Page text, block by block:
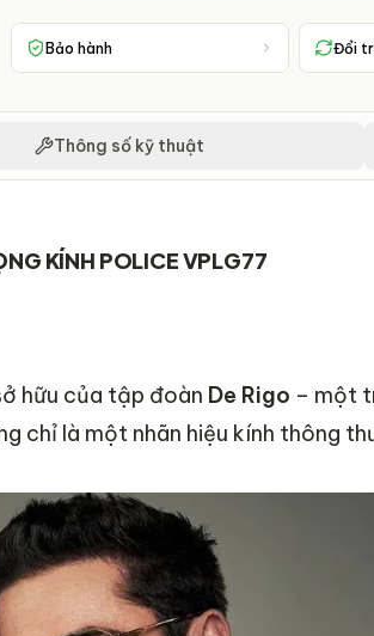
Bảo hành Đổi
Thông số kỹ thuật
KÍNH POLICE VPLG77
hữu của tập đoàn De Rigo – một
chỉ là một nhãn hiệu kính thông